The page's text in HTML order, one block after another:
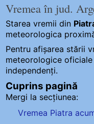
Vremea în jud.
Starea vremii din
meteorologica
Pentru afișarea stării
meteorologice
independenți.
Cuprins pagină
Mergi la secțiunea:
Vremea Piatra